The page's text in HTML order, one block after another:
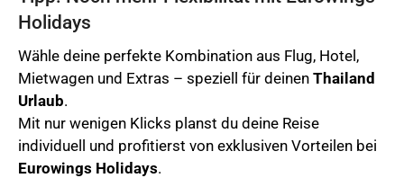
Holidays
Wähle deine perfekte Kombination aus Flug, Hotel,
Mietwagen und Extras – speziell für deinen Thailand
Urlaub.
Mit nur wenigen Klicks planst du deine Reise
individuell und profitierst von exklusiven Vorteilen bei
Eurowings Holidays.